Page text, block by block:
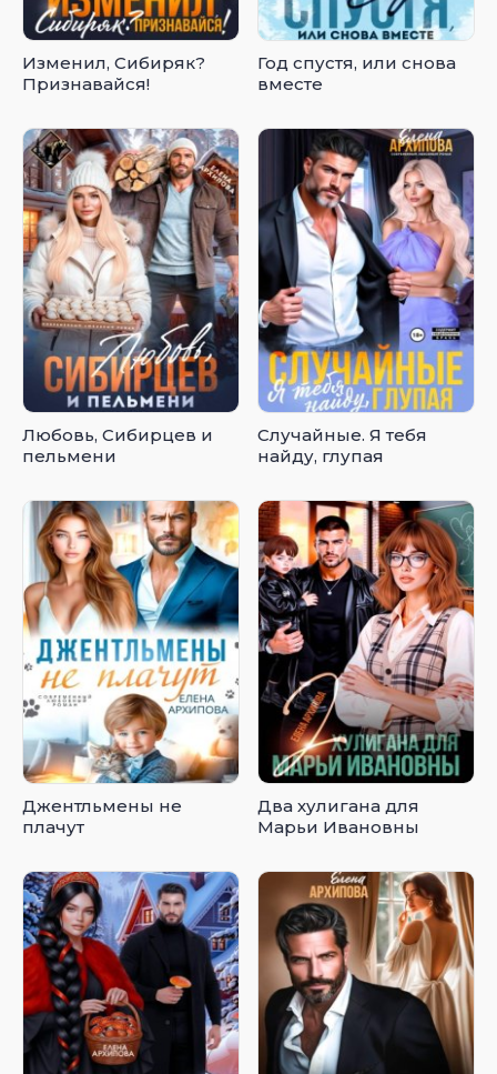
Изменил, Сибиряк?
Признавайся!
Год спустя, или снова
вместе
Любовь, Сибирцев и
пельмени
Случайные. Я тебя
найду, глупая
Джентльмены не
плачут
Два хулигана для
Марьи Ивановны